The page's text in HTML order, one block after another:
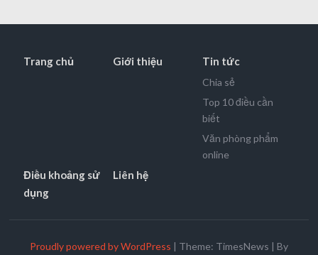
Trang chủ Giới thiệu Tin tức
Chia sẻ
Top 10 điều cần
biết
Văn phòng phẩm
online
Điều khoảng sử
dụng
Liên hệ
Proudly powered by WordPress | Theme: TimesNews | By